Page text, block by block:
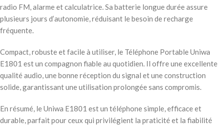
radio FM, alarme et calculatrice. Sa batterie longue durée assure
plusieurs jours d’autonomie, réduisant le besoin de recharge
fréquente.
Compact, robuste et facile à utiliser, le Téléphone Portable Uniwa
E1801 est un compagnon fiable au quotidien. Il offre une excellente
qualité audio, une bonne réception du signal et une construction
solide, garantissant une utilisation prolongée sans compromis.
En résumé, le Uniwa E1801 est un téléphone simple, efficace et
durable, parfait pour ceux qui privilégient la praticité et la fiabilité